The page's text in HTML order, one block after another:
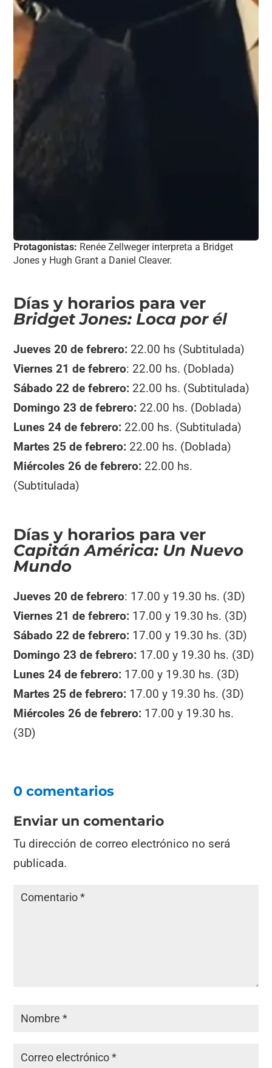
Protagonistas: Renée Zellweger interpreta a Bridget
Jones y Hugh Grant a Daniel Cleaver.
Días y horarios para ver
Bridget Jones: Loca por él
Jueves 20 de febrero: 22.00 hs (Subtitulada)
Viernes 21 de febrero: 22.00 hs. (Doblada)
Sábado 22 de febrero: 22.00 hs. (Subtitulada)
Domingo 23 de febrero: 22.00 hs. (Doblada)
Lunes 24 de febrero: 22.00 hs. (Subtitulada)
Martes 25 de febrero: 22.00 hs. (Doblada)
Miércoles 26 de febrero: 22.00 hs.
(Subtitulada)
Días y horarios para ver
Capitán América: Un Nuevo
Mundo
Jueves 20 de febrero: 17.00 y 19.30 hs. (3D)
Viernes 21 de febrero: 17.00 y 19.30 hs. (3D)
Sábado 22 de febrero: 17.00 y 19.30 hs. (3D)
Domingo 23 de febrero: 17.00 y 19.30 hs. (3D)
Lunes 24 de febrero: 17.00 y 19.30 hs. (3D)
Martes 25 de febrero: 17.00 y 19.30 hs. (3D)
Miércoles 26 de febrero: 17.00 y 19.30 hs.
(3D)
0 comentarios
Enviar un comentario
Tu dirección de correo electrónico no será
publicada.